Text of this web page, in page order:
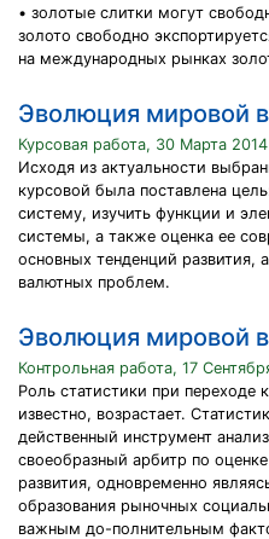
• золотые слитки могут
золото свободно
на международных рынках
Эволюция мировой
Курсовая работа, 30 Марта 2014
Исходя из актуальности
курсовой была поставлена
систему, изучить функции и
системы, а также оценка ее
основных тенденций развития,
валютных проблем.
Эволюция мировой
Контрольная работа, 17
Роль статистики при
известно, возрастает.
действенный инструмент
своеобразный арбитр по
развития, одновременно
образования рыночных
важным до-полнительным